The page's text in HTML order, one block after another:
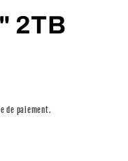
2TB
de paiement.